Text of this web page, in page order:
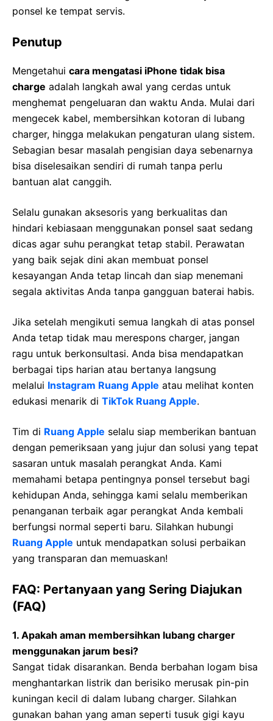
ponsel ke tempat servis.
Penutup
Mengetahui cara mengatasi iPhone tidak bisa
charge adalah langkah awal yang cerdas untuk
menghemat pengeluaran dan waktu Anda. Mulai dari
mengecek kabel, membersihkan kotoran di lubang
charger, hingga melakukan pengaturan ulang sistem.
Sebagian besar masalah pengisian daya sebenarnya
bisa diselesaikan sendiri di rumah tanpa perlu
bantuan alat canggih.
Selalu gunakan aksesoris yang berkualitas dan
hindari kebiasaan menggunakan ponsel saat sedang
dicas agar suhu perangkat tetap stabil. Perawatan
yang baik sejak dini akan membuat ponsel
kesayangan Anda tetap lincah dan siap menemani
segala aktivitas Anda tanpa gangguan baterai habis.
Jika setelah mengikuti semua langkah di atas ponsel
Anda tetap tidak mau merespons charger, jangan
ragu untuk berkonsultasi. Anda bisa mendapatkan
berbagai tips harian atau bertanya langsung
melalui Instagram Ruang Apple atau melihat konten
edukasi menarik di TikTok Ruang Apple.
Tim di Ruang Apple selalu siap memberikan bantuan
dengan pemeriksaan yang jujur dan solusi yang tepat
sasaran untuk masalah perangkat Anda. Kami
memahami betapa pentingnya ponsel tersebut bagi
kehidupan Anda, sehingga kami selalu memberikan
penanganan terbaik agar perangkat Anda kembali
berfungsi normal seperti baru. Silahkan hubungi
Ruang Apple untuk mendapatkan solusi perbaikan
yang transparan dan memuaskan!
FAQ: Pertanyaan yang Sering Diajukan
(FAQ)
1. Apakah aman membersihkan lubang charger
menggunakan jarum besi?
Sangat tidak disarankan. Benda berbahan logam bisa
menghantarkan listrik dan berisiko merusak pin-pin
kuningan kecil di dalam lubang charger. Silahkan
gunakan bahan yang aman seperti tusuk gigi kayu